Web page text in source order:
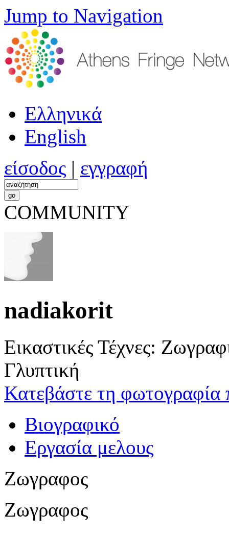
Jump to Navigation
Ελληνικά
English
είσοδος | εγγραφή
COMMUNITY
nadiakorit
Εικαστικές Τέχνες:
Γλυπτική
Κατεβάστε τη φωτογραφία
Βιογραφικό
Εργασία μελους
Ζωγραφος
Ζωγραφος